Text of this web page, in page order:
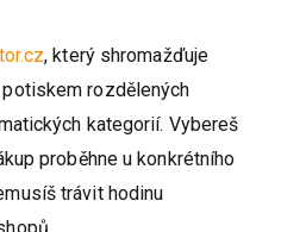
, který shromažďuje
rozdělených
kategorií. Vybereš
proběhne u konkrétního
trávit hodinu